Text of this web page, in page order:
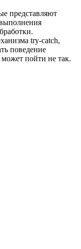
представляют
try-catch,
поведение
пойти не так.